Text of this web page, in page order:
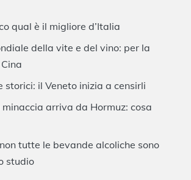
qual è il migliore d’Italia
della vite e del vino: per la
storici: il Veneto inizia a censirli
arriva da Hormuz: cosa
tutte le bevande alcoliche sono
studio